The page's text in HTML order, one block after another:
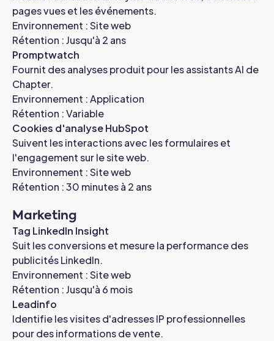
pages vues et les événements.
Environnement : Site web
Rétention : Jusqu'à 2 ans
Promptwatch
Fournit des analyses produit pour les assistants AI de
Chapter.
Environnement : Application
Rétention : Variable
Cookies d'analyse HubSpot
Suivent les interactions avec les formulaires et
l'engagement sur le site web.
Environnement : Site web
Rétention : 30 minutes à 2 ans
Marketing
Tag LinkedIn Insight
Suit les conversions et mesure la performance des
publicités LinkedIn.
Environnement : Site web
Rétention : Jusqu'à 6 mois
Leadinfo
Identifie les visites d'adresses IP professionnelles
pour des informations de vente.